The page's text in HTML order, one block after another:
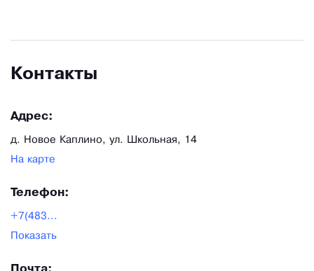
экологически безопасных агрокультур.
Контакты
Адрес:
д. Новое Каплино, ул. Школьная, 14
На карте
Телефон:
+7(483...
Показать